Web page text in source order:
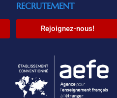
RECRUTEMENT
Rejoignez-nous!